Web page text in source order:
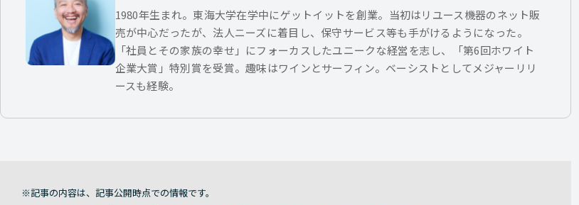
1980年生まれ。東海大学在学中にゲットイットを創業。当初はリユース機器のネット販
売が中心だったが、法人ニーズに着目し、保守サービス等も手がけるようになった。
「社員とその家族の幸せ」にフォーカスしたユニークな経営を志し、「第6回ホワイト
企業大賞」特別賞を受賞。趣味はワインとサーフィン。ベーシストとしてメジャーリリ
ースも経験。
記事の内容は、記事公開時点での情報です。